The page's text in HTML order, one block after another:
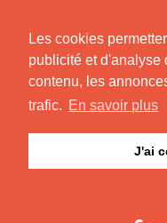
Les cookies
publicité et d'analyse
contenu, les
trafic. En savoir plus
J'ai